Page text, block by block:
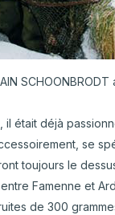
SCHOONBRODT
il était déjà
se
toujours le
Famenne et
de 300